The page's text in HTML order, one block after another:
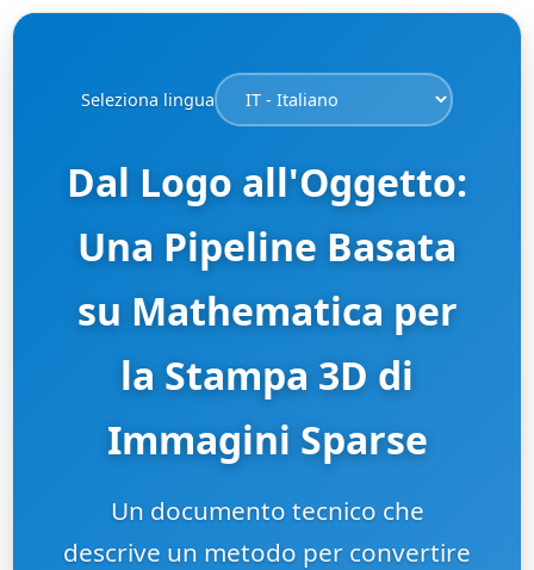
Seleziona lingua
Dal Logo all'Oggetto:
Una Pipeline Basata
su Mathematica per
la Stampa 3D di
Immagini Sparse
Un documento tecnico che
descrive un metodo per convertire